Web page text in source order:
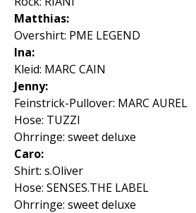
Matthias:
Overshirt: PME LEGEND
Ina:
Kleid: MARC CAIN
Jenny:
Feinstrick-Pullover: MARC AUREL
Hose: TUZZI
Ohrringe: sweet deluxe
Caro:
Shirt: s.Oliver
Hose: SENSES.THE LABEL
Ohrringe: sweet deluxe